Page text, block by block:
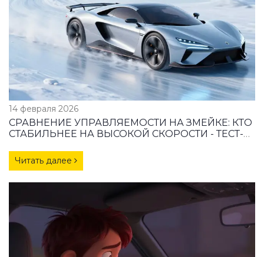
14 февраля 2026
СРАВНЕНИЕ УПРАВЛЯЕМОСТИ НА ЗМЕЙКЕ: КТО
СТАБИЛЬНЕЕ НА ВЫСОКОЙ СКОРОСТИ - ТЕСТ-
И ЗИМНИХ ШИН
Читать далее